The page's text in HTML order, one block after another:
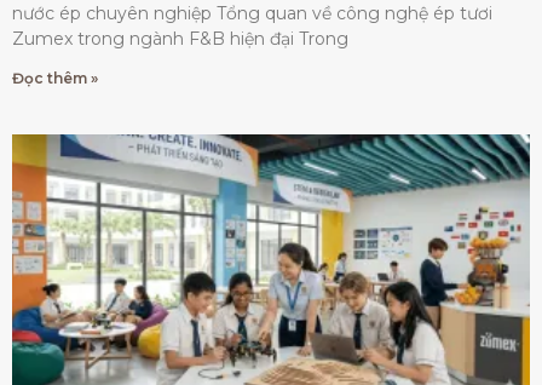
nước ép chuyên nghiệp Tổng quan về công nghệ ép tươi
Zumex trong ngành F&B hiện đại Trong
Đọc thêm »